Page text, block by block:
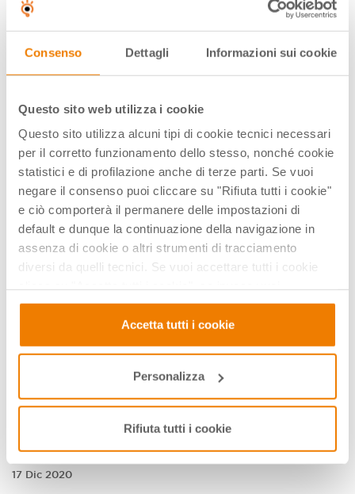
Consenso Dettagli Informazioni sui cookie
Questo sito web utilizza i cookie
Questo sito utilizza alcuni tipi di cookie tecnici necessari
per il corretto funzionamento dello stesso, nonché cookie
statistici e di profilazione anche di terze parti. Se vuoi
negare il consenso puoi cliccare su "Rifiuta tutti i cookie"
e ciò comporterà il permanere delle impostazioni di
default e dunque la continuazione della navigazione in
assenza di cookie o altri strumenti di tracciamento
diversi da quelli tecnici. Se vuoi accettare tutti i cookie
autonomamente selezionare i cookie da accettare clicca
su "Personalizza". Se vuoi saperne di più consulta la
nostraPrivacy e Cookie Policy.
Accetta tutti i cookie
Personalizza
Rifiuta tutti i cookie
Comunicazione e linguaggio online: un
1° appuntamento del ciclo Telefono azzurro su
Cittadinanza digitale
10 Dic 2020
Condivisione, privacy e digital
reputation
Cittadinanza digitale
17 Dic 2020